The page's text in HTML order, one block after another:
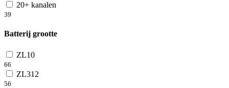
20+ kanalen
39
Batterij grootte
ZL10
66
ZL312
56